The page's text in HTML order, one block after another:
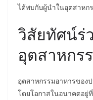
ได้พบกับผู้นำในอุตสาหก
วิสัยทัศน์ร่
อุตสาหกร
อุตสาหกรรมอาหารของ
โดยโอกาสในอนาคตอยู่